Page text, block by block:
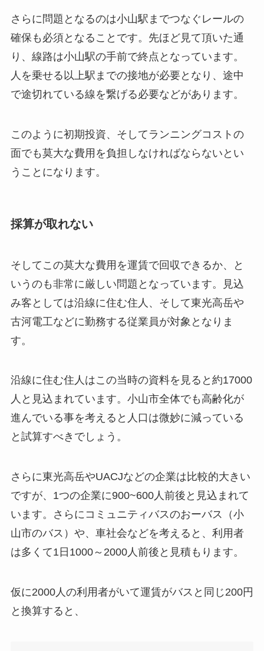
さらに問題となるのは小山駅までつなぐレールの
確保も必須となることです。先ほど見て頂いた通
り、線路は小山駅の手前で終点となっています。
人を乗せる以上駅までの接地が必要となり、途中
で途切れている線を繋げる必要などがあります。
このように初期投資、そしてランニングコストの
面でも莫大な費用を負担しなければならないとい
うことになります。
採算が取れない
そしてこの莫大な費用を運賃で回収できるか、と
いうのも非常に厳しい問題となっています。見込
み客としては沿線に住む住人、そして東光高岳や
古河電工などに勤務する従業員が対象となりま
す。
沿線に住む住人はこの当時の資料を見ると約17000
人と見込まれています。小山市全体でも高齢化が
進んでいる事を考えると人口は微妙に減っている
と試算すべきでしょう。
さらに東光高岳やUACJなどの企業は比較的大きい
ですが、1つの企業に900~600人前後と見込まれて
います。さらにコミュニティバスのおーバス（小
山市のバス）や、車社会などを考えると、利用者
は多くて1日1000～2000人前後と見積もります。
仮に2000人の利用者がいて運賃がバスと同じ200円
と換算すると、